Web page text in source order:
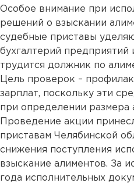
Особое внимание при
решений о взыскании
судебные приставы
бухгалтерий предприятий
трудится должник по
Цель проверок –
зарплат, поскольку эти
при определении размера
Проведение акции
приставам Челябинской
снижения поступления
взыскание алиментов. За
года исполнительных